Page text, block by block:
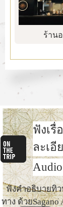
ร้าน
ฟังเรื่
ละเอี
ฟังคำอธิบายทิว
ทาง ด้วยSagano